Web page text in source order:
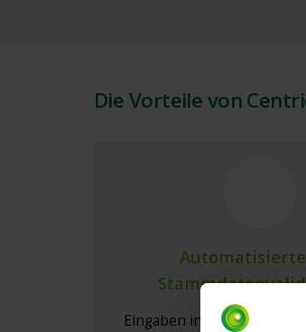
Die Vorteile von
Automatisierte
Eingaben in SAP HCM